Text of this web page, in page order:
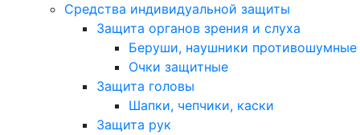
Средства индивидуальной защиты
Защита органов зрения и слуха
Беруши, наушники противошумные
Очки защитные
Защита головы
Шапки, чепчики, каски
Защита рук